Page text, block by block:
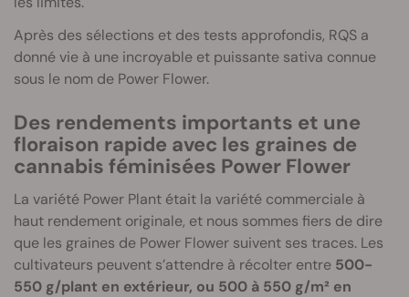
Après des sélections et des tests approfondis, RQS a
donné vie à une incroyable et puissante sativa connue
sous le nom de Power Flower.
Des rendements importants et une
floraison rapide avec les graines de
cannabis féminisées Power Flower
La variété Power Plant était la variété commerciale à
haut rendement originale, et nous sommes fiers de dire
que les graines de Power Flower suivent ses traces. Les
cultivateurs peuvent s’attendre à récolter entre 500-
550 g/plant en extérieur, ou 500 à 550 g/m² en